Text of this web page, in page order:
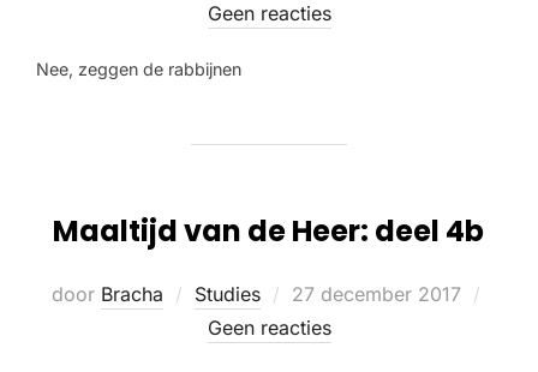
Geen reacties
Nee, zeggen de rabbijnen
Maaltijd van de Heer: deel 4b
door Bracha Studies
27 december 2017
Geen reacties